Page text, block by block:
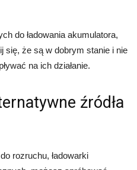
do ładowania akumulatora,
się, że są w dobrym stanie i nie
na ich działanie.
źródła
rozruchu, ładowarki